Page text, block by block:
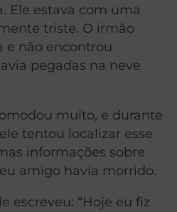
Ele estava com uma
triste. O irmão
e não encontrou
pegadas na neve
muito, e durante
tentou localizar esse
informações sobre
amigo havia morrido.
escreveu: “Hoje eu fiz